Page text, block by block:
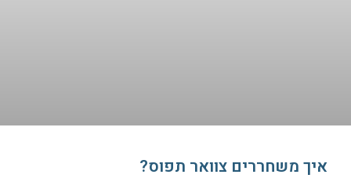
איך משחררים צוואר תפוס?